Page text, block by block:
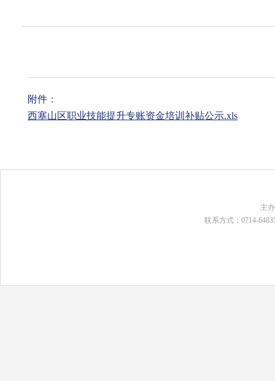
附件：
西塞山区职业技能提升专账资金培训补贴公示.xls
主
联系方式：0714-